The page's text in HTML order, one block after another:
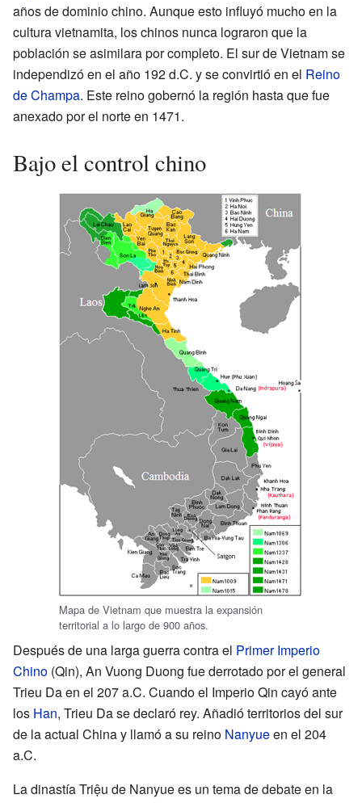
años de dominio chino. Aunque esto influyó mucho en la
cultura vietnamita, los chinos nunca lograron que la
población se asimilara por completo. El sur de Vietnam se
independizó en el año 192 d.C. y se convirtió en el Reino
de Champa. Este reino gobernó la región hasta que fue
anexado por el norte en 1471.
Bajo el control chino
Mapa de Vietnam que muestra la expansión
territorial a lo largo de 900 años.
Después de una larga guerra contra el Primer Imperio
Chino (Qin), An Vuong Duong fue derrotado por el general
Trieu Da en el 207 a.C. Cuando el Imperio Qin cayó ante
los Han, Trieu Da se declaró rey. Añadió territorios del sur
de la actual China y llamó a su reino Nanyueen el 204
a.C.
La dinastía Triệu de Nanyue es un tema de debate en la